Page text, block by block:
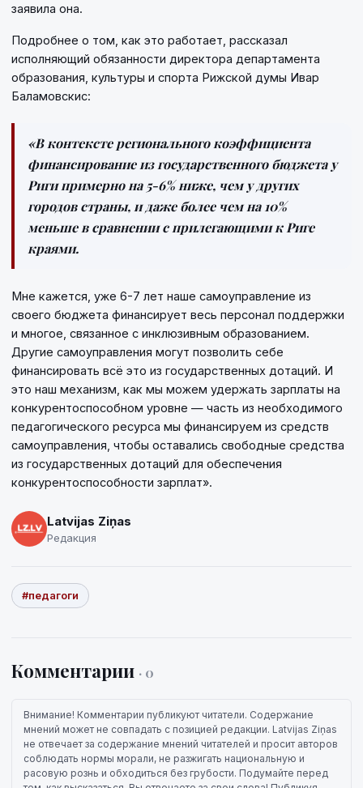
заявила она.
Подробнее о том, как это работает, рассказал
исполняющий обязанности директора департамента
образования, культуры и спорта Рижской думы Ивар
Баламовскис:
«В контексте регионального коэффициента
финансирование из государственного бюджета у
Риги примерно на 5-6% ниже, чем у других
городов страны, и даже более чем на 10%
меньше в сравнении с прилегающими к Риге
краями.
Мне кажется, уже 6-7 лет наше самоуправление из
своего бюджета финансирует весь персонал поддержки
и многое, связанное с инклюзивным образованием.
Другие самоуправления могут позволить себе
финансировать всё это из государственных дотаций. И
это наш механизм, как мы можем удержать зарплаты на
конкурентоспособном уровне — часть из необходимого
педагогического ресурса мы финансируем из средств
самоуправления, чтобы оставались свободные средства
из государственных дотаций для обеспечения
конкурентоспособности зарплат».
Latvijas Ziņas
Редакция
#педагоги
Комментарии · 0
Внимание! Комментарии публикуют читатели. Содержание
мнений может не совпадать с позицией редакции. Latvijas Ziņas
не отвечает за содержание мнений читателей и просит авторов
соблюдать нормы морали, не разжигать национальную и
расовую рознь и обходиться без грубости. Подумайте перед